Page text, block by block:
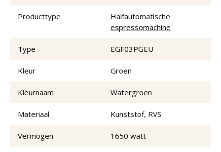
Producttype
Halfautomatische
espressomachine
Type EGF03PGEU
Kleur Groen
Kleurnaam Watergroen
Materiaal Kunststof, RVS
Vermogen 1650 watt